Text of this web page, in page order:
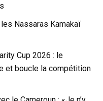
les Nassaras Kamakaï
Cup 2026 : le
et boucle la compétition